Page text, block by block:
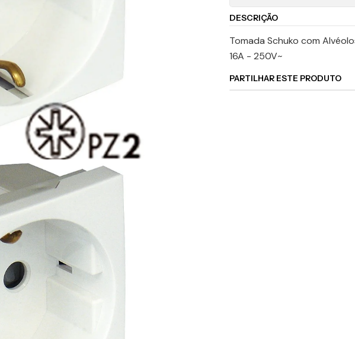
DESCRIÇÃO
Tomada Schuko com
16A - 250V~
PARTILHAR ESTE PRODUTO